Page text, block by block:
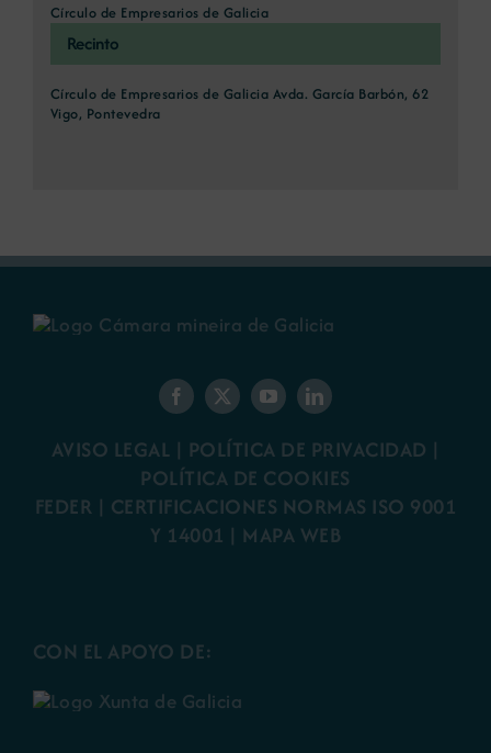
Recinto
Círculo de Empresarios de Galicia Avda. García Barbón, 62
Vigo, Pontevedra
Círculo de Empresarios de Galicia
AVISO LEGAL | POLÍTICA DE PRIVACIDAD |
POLÍTICA DE COOKIES
FEDER | CERTIFICACIONES NORMAS ISO 9001
Y 14001 | MAPA WEB
CON EL APOYO DE: